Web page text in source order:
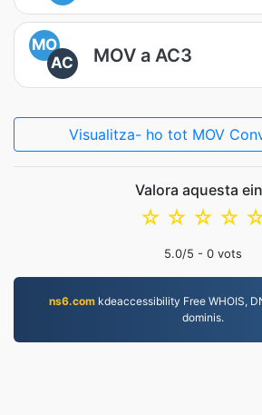
MO
AC
MOV a AC3
Visualitza- ho tot MOV
Valora aquesta
☆
☆
☆
☆
5.0/5 - 0 vots
ns6.com kdeaccessibility Free WHOIS,
dominis.